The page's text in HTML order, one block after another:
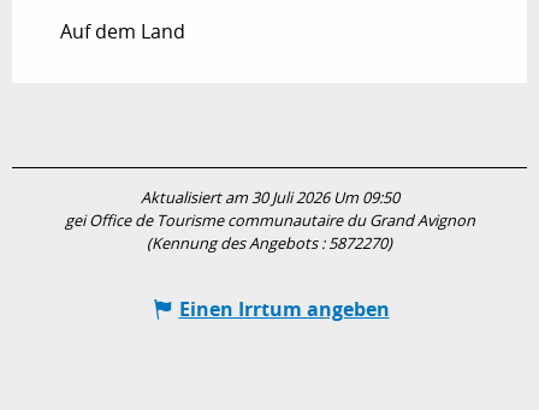
Auf dem Land
Aktualisiert am 30 Juli 2026 Um 09:50
gei Office de Tourisme communautaire du Grand Avignon
(Kennung des Angebots :5872270)
Einen Irrtum angeben